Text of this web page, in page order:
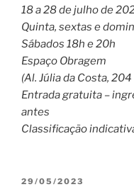
18 a 28 de julho de
Quinta, sextas e
Sábados 18h e 20h
Espaço Obragem
(Al. Júlia da Costa,
Entrada gratuita –
antes
Classificação
PUBLICADO
29/05/2023